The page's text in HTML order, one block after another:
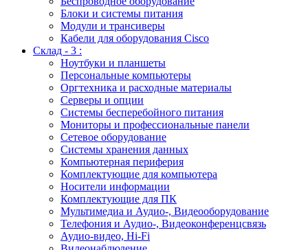
Блоки и системы питания
Модули и трансиверы
Кабели для оборудования Cisco
Склад - 3 :
Ноутбуки и планшеты
Персональные компьютеры
Оргтехника и расходные материалы
Серверы и опции
Системы бесперебойного питания
Мониторы и профессиональные панели
Сетевое оборудование
Системы хранения данных
Компьютерная периферия
Комплектующие для компьютера
Носители информации
Комплектующие для ПК
Мультимедиа и Аудио-, Видеооборудование
Телефония и Аудио-, Видеоконференцсвязь
Аудио-видео, Hi-Fi